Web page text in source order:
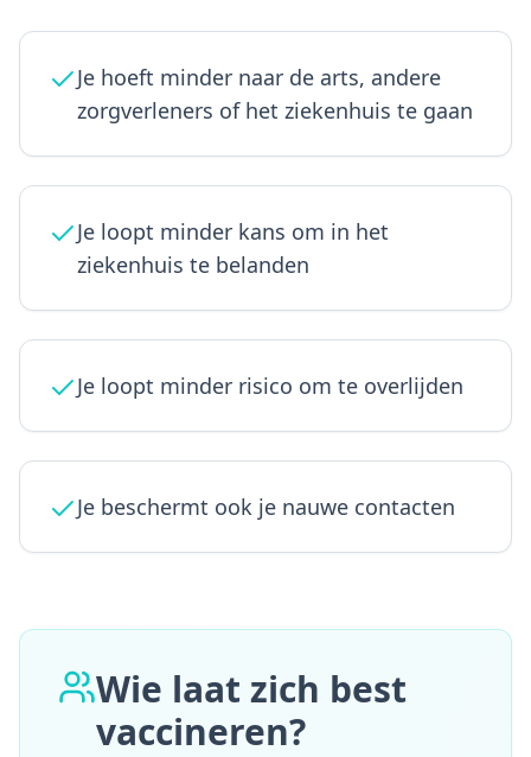
Je hoeft minder naar de arts, andere
zorgverleners of het ziekenhuis te gaan
Je loopt minder kans om in het
ziekenhuis te belanden
Je loopt minder risico om te overlijden
Je beschermt ook je nauwe contacten
Wie laat zich best
vaccineren?